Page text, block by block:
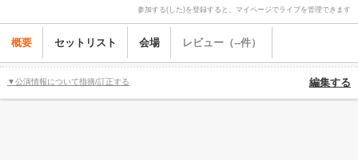
参加する(した)を登録すると、マイページでライブを管理できます
概要 セットリスト 会場 レビュー（--件）
▼公演情報について指摘/訂正する 編集する